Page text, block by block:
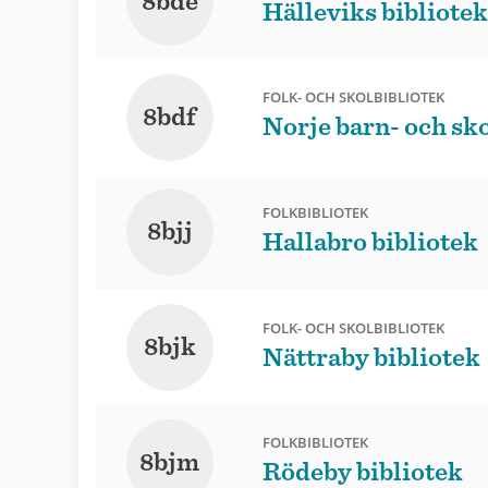
Hälleviks bibliotek
8bdf
FOLK- OCH SKOLBIBLIOTEK
Norje barn- och
8bjj
FOLKBIBLIOTEK
Hallabro bibliotek
8bjk
FOLK- OCH SKOLBIBLIOTEK
Nättraby bibliotek
8bjm
FOLKBIBLIOTEK
Rödeby bibliotek